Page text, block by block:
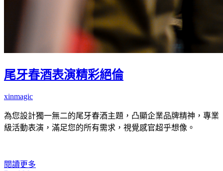
尾牙春酒表演精彩絕倫
xinmagic
為您設計獨一無二的尾牙春酒主題，凸顯企業品牌精神，專業
級活動表演，滿足您的所有需求，視覺感官超乎想像。
閱讀更多